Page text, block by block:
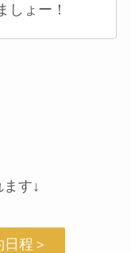
しょー！
す↓
程＞